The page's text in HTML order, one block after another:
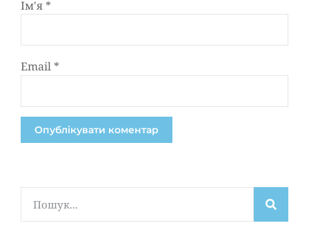
Ім'я *
Email *